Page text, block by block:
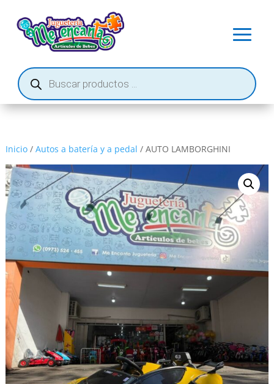
Búsqueda
de
productos
Inicio/ Autos a batería y a pedal / AUTO LAMBORGHINI